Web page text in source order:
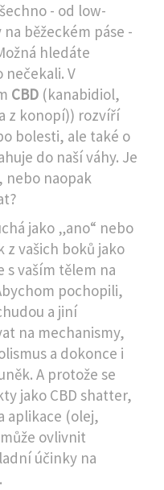
- od low-
běžeckém páse -
hledáte
V
CBD (kanabidiol,
z konopí)) rozvíří
bolesti, ale také o
do naší váhy. Je
nebo naopak
jako „ano“ nebo
z vašich boků jako
s vaším tělem na
pochopili,
a jiní
na mechanismy,
a dokonce i
A protože se
jako CBD shatter,
aplikace (olej,
ovlivnit
účinky na